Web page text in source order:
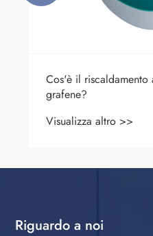
Cos'è il
grafene?
Visualizza altro >>
Riguardo a noi